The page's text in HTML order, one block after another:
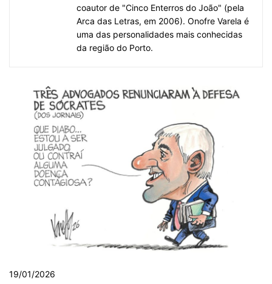
coautor de "Cinco Enterros do João" (pela
Arca das Letras, em 2006). Onofre Varela é
uma das personalidades mais conhecidas
da região do Porto.
19/01/2026